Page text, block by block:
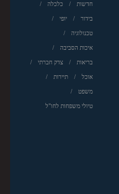
חדשות כלכלה
בידור יופי
טכנולוגיה
איכות הסביבה
בריאות צדק חברתי
אוכל תיירות
משפט
טיולי משפחות לחו"ל